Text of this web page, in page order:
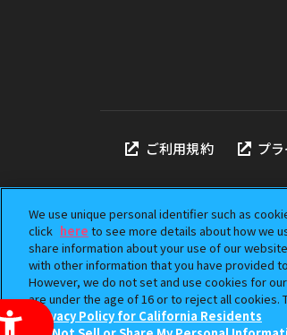
ご利用規約 プ
本
「
We use unique personal identifier such as
click here to see more details about how we
share information about your use of our
with other information that you have provided
However, we do not set and use cookies for
are under the age of 16 or to reject all
Privacy Policy for California Residents